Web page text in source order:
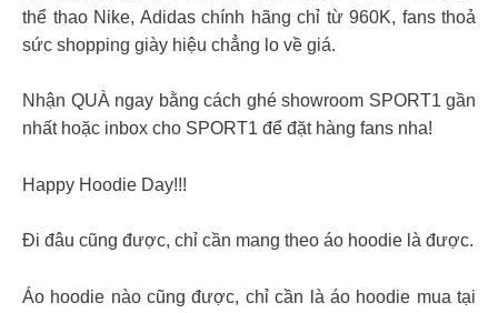
thể thao Nike, Adidas chính hãng chỉ từ 960K, fans thoả
sức shopping giày hiệu chẳng lo về giá.
Nhận QUÀ ngay bằng cách ghé showroom SPORT1 gần
nhất hoặc inbox cho SPORT1 để đặt hàng fans nha!
Happy Hoodie Day!!!
Đi đâu cũng được, chỉ cần mang theo áo hoodie là được.
Áo hoodie nào cũng được, chỉ cần là áo hoodie mua tại